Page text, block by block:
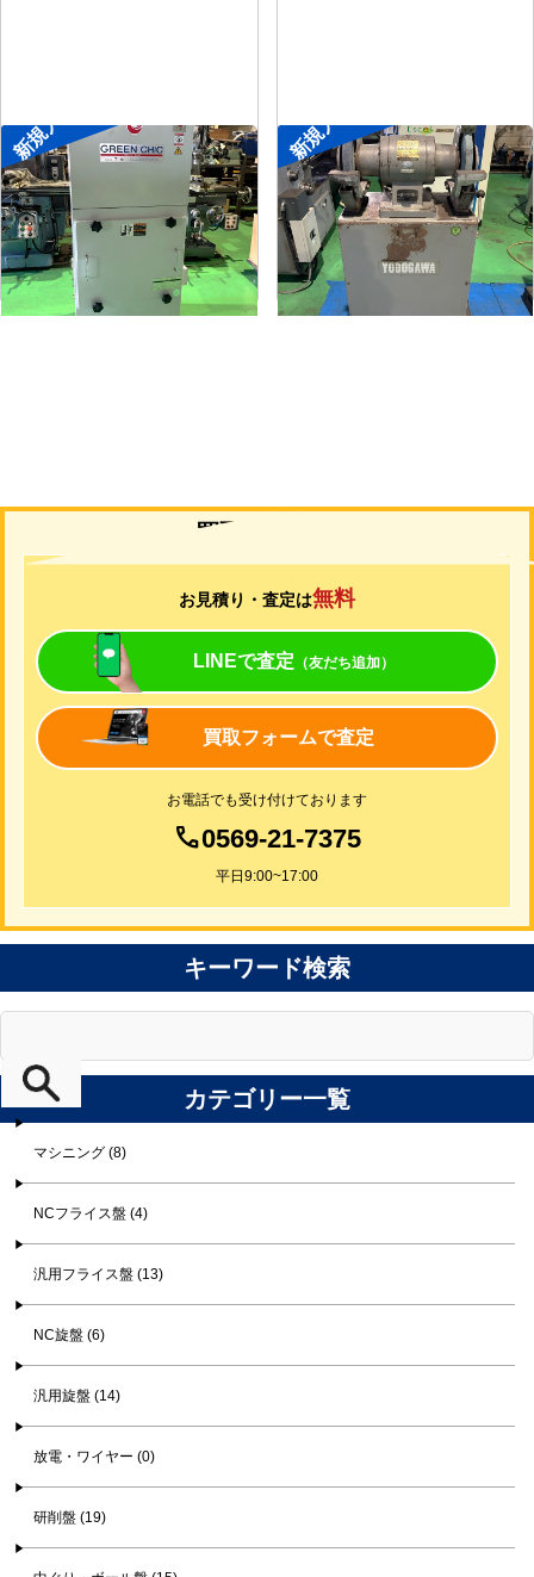
新規入荷
集塵機
メーカー
形 式RD100-1-1.5M
年
新規入荷
両頭グラインダー
メーカー 淀川電機
形 FG-255T
年
買取について
お見積り・査定は無料
LINEで査定 （友だち追加）
買取フォームで査定
お電話でも受け付けております
0569-21-7375
平日9:00~17:00
キーワード検索
カテゴリー一覧
マシニング (8)
NCフライス盤 (4)
汎用フライス盤 (13)
NC旋盤 (6)
汎用旋盤 (14)
放電・ワイヤー (0)
研削盤 (19)